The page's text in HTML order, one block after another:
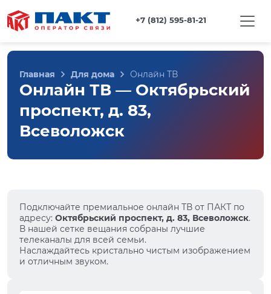
+7 (812) 595-81-21
Главная Для дома Онлайн ТВ
Онлайн ТВ — Октябрьский
проспект, д. 83,
Всеволожск
Подключайте премиальное онлайн ТВ от ПАКТ по
адресу: Октябрьский проспект, д. 83, Всеволожск.
В нашей сетке вещания собраны лучшие
телеканалы для всей семьи.
Наслаждайтесь кристально чистым изображением
и отличным звуком.